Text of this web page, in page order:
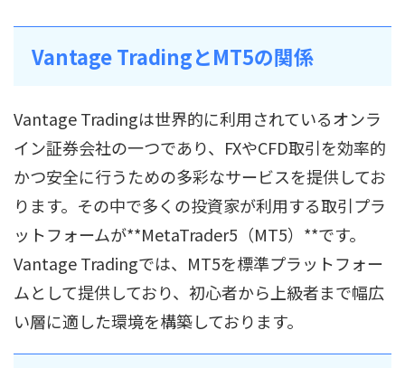
Vantage TradingとMT5の関係
Vantage Tradingは世界的に利用されているオンラ
イン証券会社の一つであり、FXやCFD取引を効率的
かつ安全に行うための多彩なサービスを提供してお
ります。その中で多くの投資家が利用する取引プラ
ットフォームが**MetaTrader5（MT5）**です。
Vantage Tradingでは、MT5を標準プラットフォー
ムとして提供しており、初心者から上級者まで幅広
い層に適した環境を構築しております。